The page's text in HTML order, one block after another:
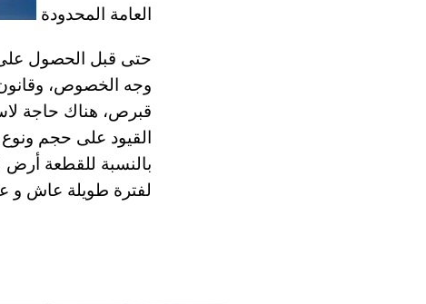
العامة المحدودة
حتى قبل الحصول
وجه الخصوص،
قبرص، هناك حاجة
القيود على حجم
لفترة طويلة عاش